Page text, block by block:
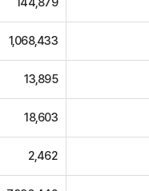
1,068,433
13,895
18,603
2,462